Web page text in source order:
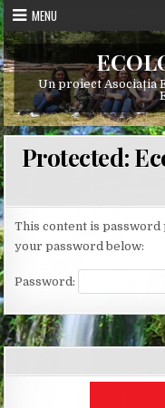
Skip
to
content
MENU
Un proiect Asociația
Protected:
This content is
your password below:
Password: